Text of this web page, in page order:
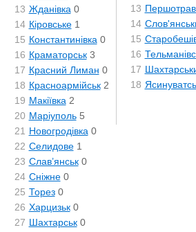
13 Жданівка 0
14 Кіровське1
15 Константинівка 0
16 Краматорськ3
17 Красний Лиман 0
18 Красноармійськ2
19 Макіївка 2
20 Маріуполь5
21 Новогродівка 0
22 Селидове1
23 Слав’янськ0
24 Сніжне0
25 Торез0
26 Харцизьк0
27 Шахтарськ0
13
14
15
16
17
18